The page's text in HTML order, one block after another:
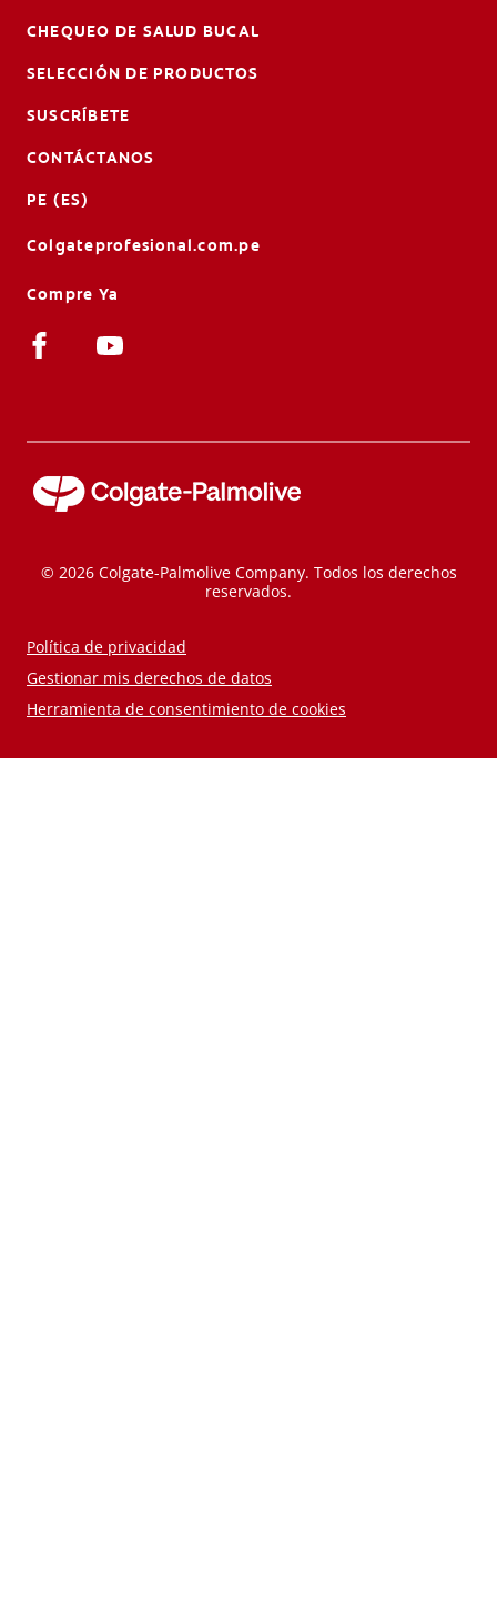
CHEQUEO DE SALUD BUCAL
SELECCIÓN DE PRODUCTOS
SUSCRÍBETE
CONTÁCTANOS
PE (ES)
Colgateprofesional.com.pe
Compre Ya
© 2026 Colgate-Palmolive Company. Todos los derechos
reservados.
Política de privacidad
Gestionar mis derechos de datos
Herramienta de consentimiento de cookies